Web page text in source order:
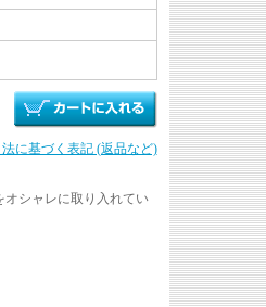
に基づく表記 (返品など)
シャレに取り入れてい